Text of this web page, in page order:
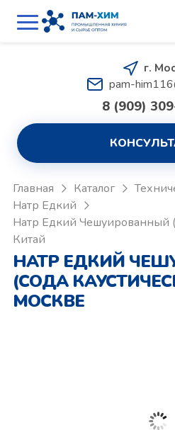
г.
pam-
8 (909)
Главная Каталог
Натр Едкий
Натр Едкий Чешуированный
Китай
НАТР ЕДКИЙ
(СОДА
МОСКВЕ